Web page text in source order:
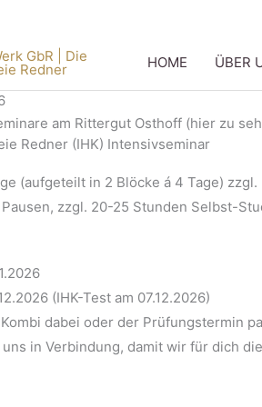
HOME ÜBER
Redner (IHK) Intensivseminar
(aufgeteilt in 2 Blöcke á 4 Tage) zzgl.
zzgl. 20-25 Stunden Selbst-
(IHK-Test am 07.12.2026)
dabei oder der Prüfungstermin
in Verbindung, damit wir für dich